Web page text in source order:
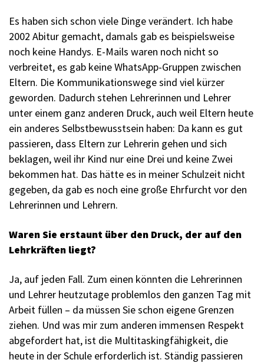
Es haben sich schon viele Dinge verändert. Ich habe
2002 Abitur gemacht, damals gab es beispielsweise
noch keine Handys. E-Mails waren noch nicht so
verbreitet, es gab keine WhatsApp-Gruppen zwischen
Eltern. Die Kommunikationswege sind viel kürzer
geworden. Dadurch stehen Lehrerinnen und Lehrer
unter einem ganz anderen Druck, auch weil Eltern heute
ein anderes Selbstbewusstsein haben: Da kann es gut
passieren, dass Eltern zur Lehrerin gehen und sich
beklagen, weil ihr Kind nur eine Drei und keine Zwei
bekommen hat. Das hätte es in meiner Schulzeit nicht
gegeben, da gab es noch eine große Ehrfurcht vor den
Lehrerinnen und Lehrern.
Waren Sie erstaunt über den Druck, der auf den
Lehrkräften liegt?
Ja, auf jeden Fall. Zum einen könnten die Lehrerinnen
und Lehrer heutzutage problemlos den ganzen Tag mit
Arbeit füllen – da müssen Sie schon eigene Grenzen
ziehen. Und was mir zum anderen immensen Respekt
abgefordert hat, ist die Multitaskingfähigkeit, die
heute in der Schule erforderlich ist. Ständig passieren